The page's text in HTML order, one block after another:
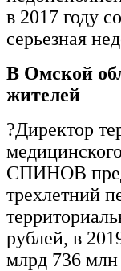
в 2017 году
серьезная
В Омской
жителей
?Директор
СПИНОВ
трехлетний
рублей, в
млрд 736 млн